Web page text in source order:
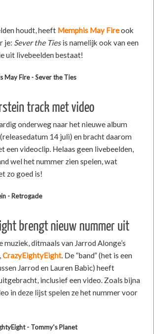
houdt, heeft Memphis May Fireook
je: Severthe Tiesis namelijk ook van een
uit livebeelden bestaat!
May Fire - Sever the Ties
track met video
onderweg naar het nieuwe album
14 juli) en bracht daarom
een videoclip. Helaas geen livebeelden,
wel het nummer zien spelen, wat
zo goed is!
- Retrogade
brengt nieuw nummer uit
muziek, ditmaals van Jarrod Alonge’s
CrazyEightyEight. De “band” (het is een
Jarrod en Lauren Babic) heeft
inclusief een video. Zoals bijna
in deze lijst spelen ze het nummer voor
- Tommy's Planet